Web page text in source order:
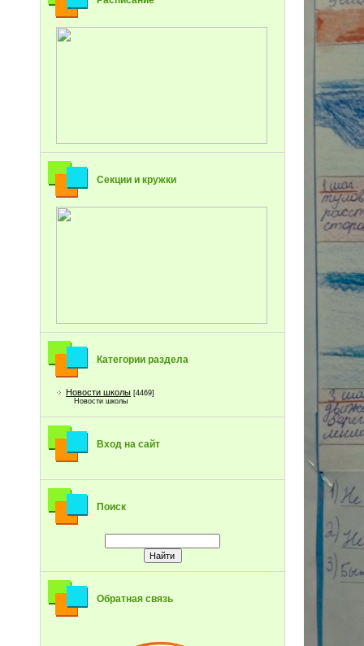
Секции и кружки
Категории раздела
Новости школы [4469]
Новости школы
Вход на сайт
Поиск
Обратная связь